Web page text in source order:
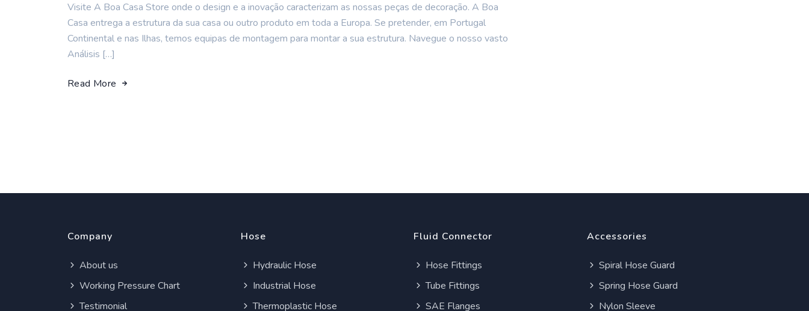
Visite A Boa Casa Store onde o design e a inovação caracterizam as nossas peças de decoração. A Boa
Casa entrega a estrutura da sua casa ou outro produto em toda a Europa. Se pretender, em Portugal
Continental e nas Ilhas, temos equipas de montagem para montar a sua estrutura. Navegue o nosso vasto
Análisis […]
Read More
Company
About us
Working Pressure Chart
Testimonial
Hose
Hydraulic Hose
Industrial Hose
Thermoplastic Hose
Fluid Connector
Hose Fittings
Tube Fittings
SAE Flanges
Accessories
Spiral Hose Guard
Spring Hose Guard
Nylon Sleeve